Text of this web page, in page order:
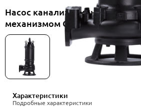
Насос канализационный
механизмом CNP 50WQ10-7-
Характеристики
Подробные характеристики